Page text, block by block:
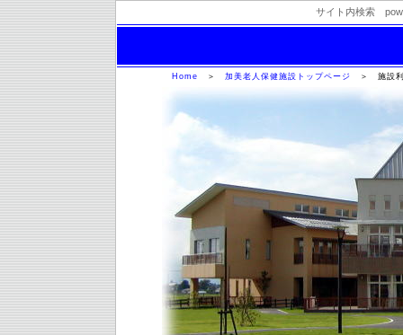
サイト内検索
Home ＞ 加美老人保健施設トップページ ＞ 施設